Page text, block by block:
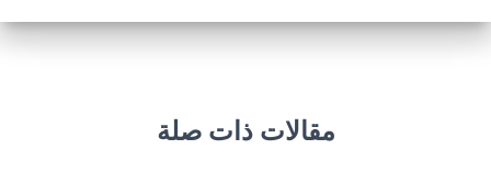
مقالات ذات صلة